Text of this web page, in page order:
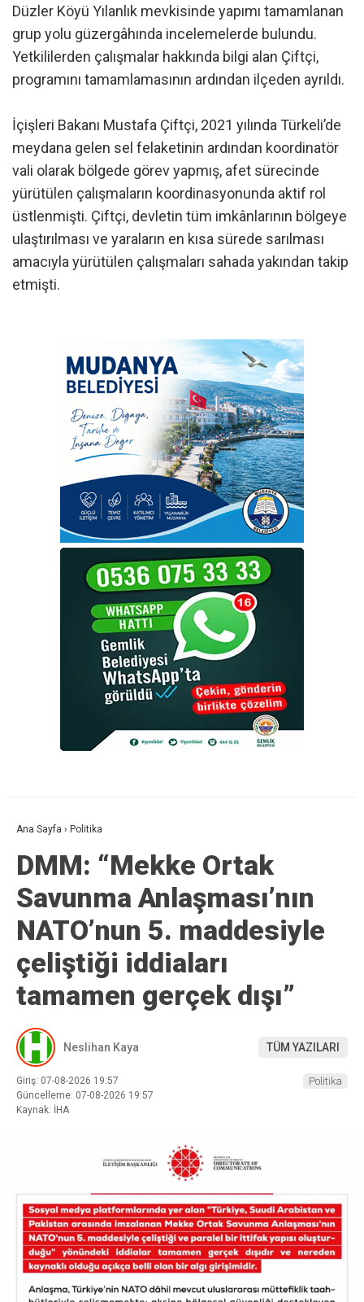
Düzler Köyü Yılanlık mevkisinde yapımı tamamlanan
grup yolu güzergâhında incelemelerde bulundu.
Yetkililerden çalışmalar hakkında bilgi alan Çiftçi,
programını tamamlamasının ardından ilçeden ayrıldı.
İçişleri Bakanı Mustafa Çiftçi, 2021 yılında Türkeli’de
meydana gelen sel felaketinin ardından koordinatör
vali olarak bölgede görev yapmış, afet sürecinde
yürütülen çalışmaların koordinasyonunda aktif rol
üstlenmişti. Çiftçi, devletin tüm imkânlarının bölgeye
ulaştırılması ve yaraların en kısa sürede sarılması
amacıyla yürütülen çalışmaları sahada yakından takip
etmişti.
Ana Sayfa › Politika
DMM: “Mekke Ortak
Savunma Anlaşması’nın
NATO’nun 5. maddesiyle
çeliştiği iddiaları
tamamen gerçek dışı”
Neslihan Kaya TÜM YAZILARI
Giriş: 07-08-2026 19:57
Güncelleme: 07-08-2026 19:57
Kaynak: İHA
Politika